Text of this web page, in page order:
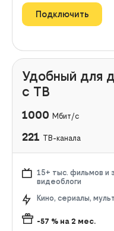
Подключить
Удобный для
с ТВ
1000 Мбит/с
221 ТВ-канала
15+ тыс. фильмов и
видеоблоги
Кино, сериалы,
-57 % на 2 мес.